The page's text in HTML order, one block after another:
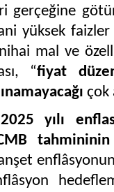
gerçeğine
yüksek
mal ve
“fiyat
çok
2025 yılı
tahmininin